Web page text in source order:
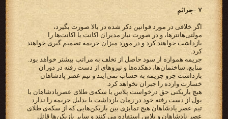
۷ -جرائم
اگر خلافی در مورد قوانین ذکر شده در بالا صورت بگیرد،
مولتی‌هانترها، و در صورت نیاز مدیران اکانت یا اکانت‌ها را
بازداشت خواهند کرد و در مورد میزان جریمه تصمیم گیری خواهند
کرد.
جریمه همواره از سود حاصل از تخلف به مراتب بیشتر خواهد بود.
منابع، ساختمان‌ها، دهکده‌ها و نیروهای از دست رفته در دوران
بازداشت جزو جریمه به حساب نمی‌آیند و تیم عصر پادشاهان
خسارت وارده را جبران نخواهد کرد.
هیچ بازیکنی حق درخواست پلاس یا سکه‌ی طلای عصرپادشاهان یا
پول از دست رفته خود در زمان بازداشت یا بدلیل جریمه را ندارد.
تیم عصر پادشاهان هیچ تمایزی بین بازیکن‌هایی که از سکه‌ی طلای
عصر پادشاهان و پلاس استفاده می کنند و سایر بازیکن‌ها قائل